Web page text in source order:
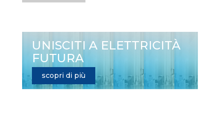
UNISCITI A ELETTRICITÀ
FUTURA
scopri di più